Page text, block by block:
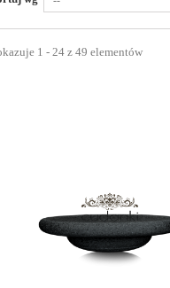
1 - 24 z 49 elementów